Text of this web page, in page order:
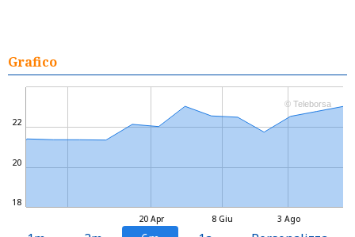
Grafico
20 Apr 3 Ago
8 Giu
18
20
22
© Teleborsa